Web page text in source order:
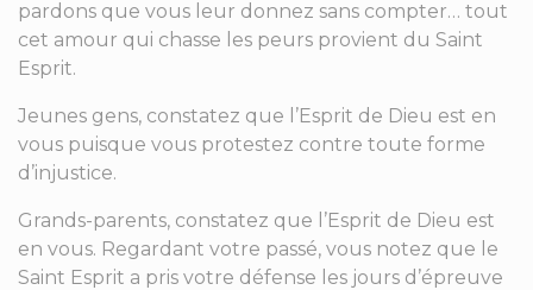
pardons que vous leur donnez sans compter… tout
cet amour qui chasse les peurs provient du Saint
Esprit.
Jeunes gens, constatez que l’Esprit de Dieu est en
vous puisque vous protestez contre toute forme
d’injustice.
Grands-parents, constatez que l’Esprit de Dieu est
en vous. Regardant votre passé, vous notez que le
Saint Esprit a pris votre défense les jours d’épreuve